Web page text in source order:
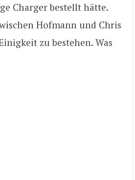
Charger bestellt hätte.
Hofmann und Chris
zu bestehen. Was